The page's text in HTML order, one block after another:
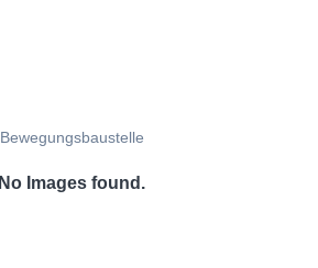
Bewegungsbaustelle
No Images found.